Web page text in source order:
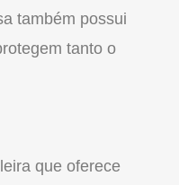
também possui
tanto o
que oferece